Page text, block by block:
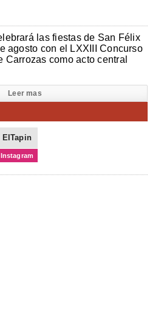
las fiestas de San Félix
agosto con el LXXIII Concurso
Carrozas como acto central
Leer mas
ElTapin
Instagram